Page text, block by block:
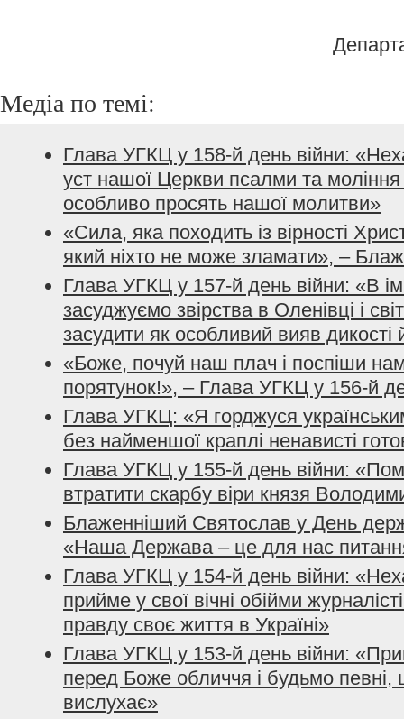
Медіа по темі:
Глава УГКЦ у 158-й день війни:
уст нашої Церкви псалми та моління
особливо просять нашої молитви»
«Сила, яка походить із вірності
який ніхто не може зламати», –
Глава УГКЦ у 157-й день війни: «В
засуджуємо звірства в Оленівці і
засудити як особливий вияв дикості
«Боже, почуй наш плач і поспіши
порятунок!», – Глава УГКЦ у 156-й
Глава УГКЦ: «Я горджуся
без найменшої краплі ненависті
Глава УГКЦ у 155-й день війни:
втратити скарбу віри князя
Блаженніший Святослав у День
«Наша Держава – це для нас
Глава УГКЦ у 154-й день війни:
прийме у свої вічні обійми
правду своє життя в Україні»
Глава УГКЦ у 153-й день війни:
перед Боже обличчя і будьмо певні,
вислухає»